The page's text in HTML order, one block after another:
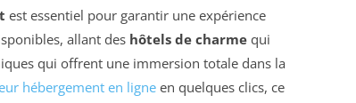
est essentiel pour garantir une expérience
allant des hôtels de charme qui
qui offrent une immersion totale dans la
hébergement en ligne en quelques clics, ce